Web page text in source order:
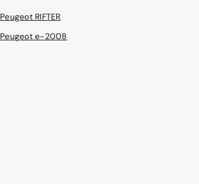
Peugeot RIFTER
Peugeot e-2008